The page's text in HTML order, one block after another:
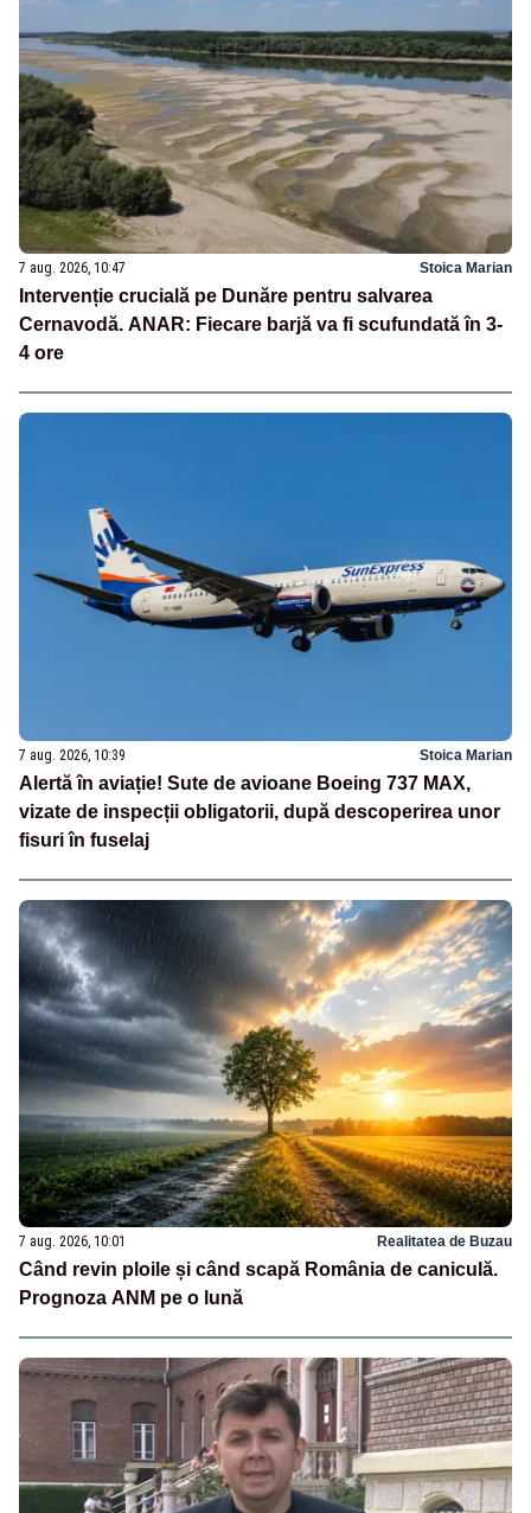
7 aug. 2026, 10:47 Stoica Marian
Intervenție crucială pe Dunăre pentru salvarea
Cernavodă. ANAR: Fiecare barjă va fi scufundată în 3-
4 ore
7 aug. 2026, 10:39 Stoica Marian
Alertă în aviație! Sute de avioane Boeing 737 MAX,
vizate de inspecții obligatorii, după descoperirea unor
fisuri în fuselaj
7 aug. 2026, 10:01 Realitatea de Buzau
Când revin ploile și când scapă România de caniculă.
Prognoza ANM pe o lună